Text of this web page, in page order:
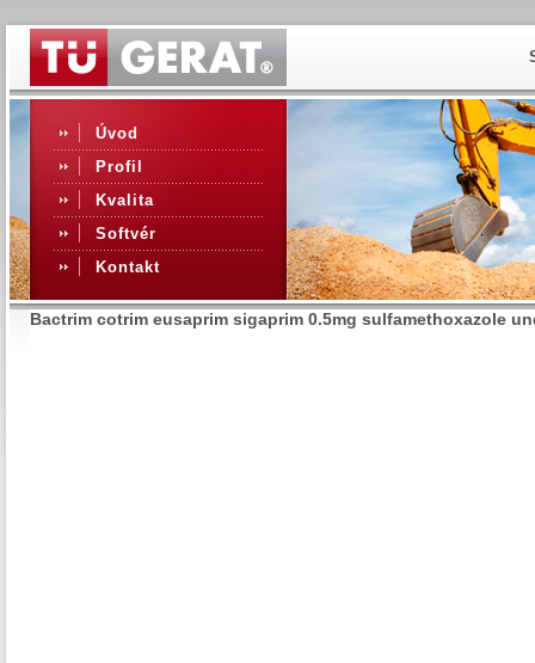
Úvod
Profil
Kvalita
Softvér
Kontakt
Bactrim cotrim eusaprim sigaprim 0.5mg sulfamethoxazole